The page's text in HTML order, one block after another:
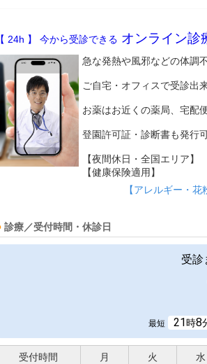
【 24h 】 今から受診できる オンライン診
急な発熱や風邪などの体調
ご自宅・オフィスで受診出
お薬はお近くの薬局、宅配
登園許可証・診断書も発行
【夜間休日・全国エリア】
【健康保険適用】
【アレルギー・
診療／受付時間・休診日
受診
最短 21時8
受付時間 月 火 水